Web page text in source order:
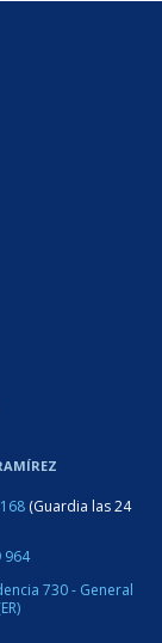
(Guardia las 24
964
730 - General